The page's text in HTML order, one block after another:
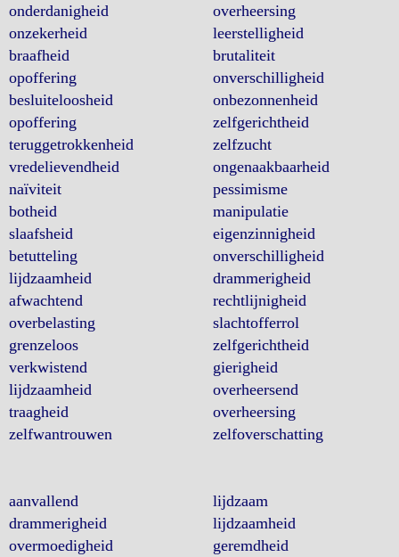
onderdanigheid
onzekerheid
braafheid
opoffering
besluiteloosheid
opoffering
teruggetrokkenheid
vredelievendheid
naïviteit
botheid
slaafsheid
betutteling
lijdzaamheid
afwachtend
overbelasting
grenzeloos
verkwistend
lijdzaamheid
traagheid
zelfwantrouwen
aanvallend
drammerigheid
overmoedigheid
overheersing
leerstelligheid
brutaliteit
onverschilligheid
onbezonnenheid
zelfgerichtheid
zelfzucht
ongenaakbaarheid
pessimisme
manipulatie
eigenzinnigheid
onverschilligheid
drammerigheid
rechtlijnigheid
slachtofferrol
zelfgerichtheid
gierigheid
overheersend
overheersing
zelfoverschatting
lijdzaam
lijdzaamheid
geremdheid